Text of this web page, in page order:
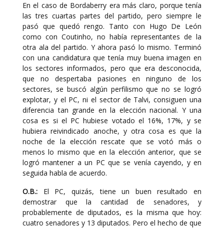
En el caso de Bordaberry era más claro, porque tenía
las tres cuartas partes del partido, pero siempre le
pasó que quedó rengo. Tanto con Hugo De León
como con Coutinho, no había representantes de la
otra ala del partido. Y ahora pasó lo mismo. Terminó
con una candidatura que tenía muy buena imagen en
los sectores informados, pero que era desconocida,
que no despertaba pasiones en ninguno de los
sectores, se buscó algún perfilismo que no se logró
explotar, y el PC, ni el sector de Talvi, consiguen una
diferencia tan grande en la elección nacional. Y una
cosa es si el PC hubiese votado el 16%, 17%, y se
hubiera reivindicado anoche, y otra cosa es que la
noche de la elección rescate que se votó más o
menos lo mismo que en la elección anterior, que se
logró mantener a un PC que se venía cayendo, y en
seguida habla de acuerdo.
O.B.: El PC, quizás, tiene un buen resultado en
demostrar que la cantidad de senadores, y
probablemente de diputados, es la misma que hoy:
cuatro senadores y 13 diputados. Pero el hecho de que